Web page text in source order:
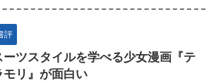
評
ーツスタイルを学べる少女漫画『テ
モリ』が面白い